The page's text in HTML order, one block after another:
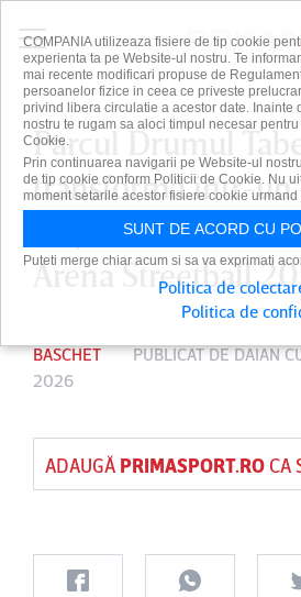
Parcul Drumul
transformă într-un
de joacă urban la
Arena Streetball
BASCHET PUBLICAT DEDAIAN
2026
ADAUGĂ PRIMASPORT.ROCA
COMPANIA utilizeaza fisiere de tip cookie
experienta ta pe Website-ul nostru. Te
mai recente modificari propuse de
persoanelor fizice in ceea ce priveste
privind libera circulatie a acestor date.
nostru te rugam sa aloci timpul necesar
Cookie.
Prin continuarea navigarii pe Website-ul
de tip cookie conform Politicii de Cookie. Nu
moment setarile acestor fisiere cookie
SUNT DE ACORD CU
Puteti merge chiar acum si sa va exprimati
Politica de
Politica de